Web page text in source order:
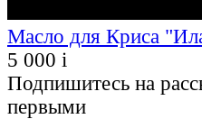
Масло для Криса
5 000 i
Подпишитесь на
первыми